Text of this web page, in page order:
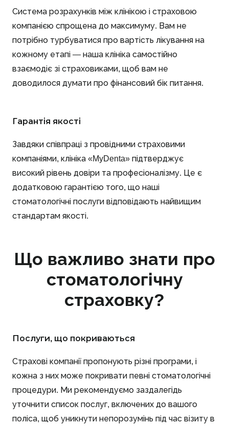
Система розрахунків між клінікою і страховою
компанією спрощена до максимуму. Вам не
потрібно турбуватися про вартість лікування на
кожному етапі — наша клініка самостійно
взаємодіє зі страховиками, щоб вам не
доводилося думати про фінансовий бік питання.
Гарантія якості
Завдяки співпраці з провідними страховими
компаніями, клініка «MyDenta» підтверджує
високий рівень довіри та професіоналізму. Це є
додатковою гарантією того, що наші
стоматологічні послуги відповідають найвищим
стандартам якості.
Що важливо знати про
стоматологічну
страховку?
Послуги, що покриваються
Страхові компанії пропонують різні програми, і
кожна з них може покривати певні стоматологічні
процедури. Ми рекомендуємо заздалегідь
уточнити список послуг, включених до вашого
поліса, щоб уникнути непорозумінь під час візиту в